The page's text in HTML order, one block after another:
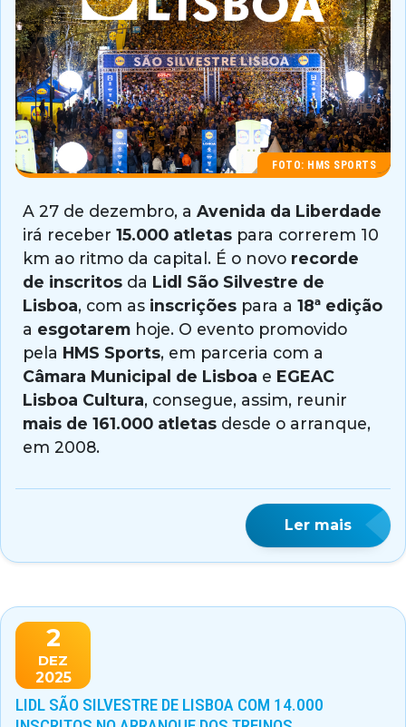
FOTO: HMS SPORTS
A 27 de dezembro, a Avenida da Liberdade
irá receber 15.000 atletas para correrem 10
km ao ritmo da capital. É o novo recorde
de inscritos da Lidl São Silvestre de
Lisboa, com as inscrições para a 18ª edição
a esgotarem hoje. O evento promovido
pela HMS Sports, em parceria com a
Câmara Municipal de Lisboa e EGEAC
Lisboa Cultura, consegue, assim, reunir
mais de 161.000 atletas desde o arranque,
em 2008.
Ler mais
2
DEZ
2025
LIDL SÃO SILVESTRE DE LISBOA COM 14.000